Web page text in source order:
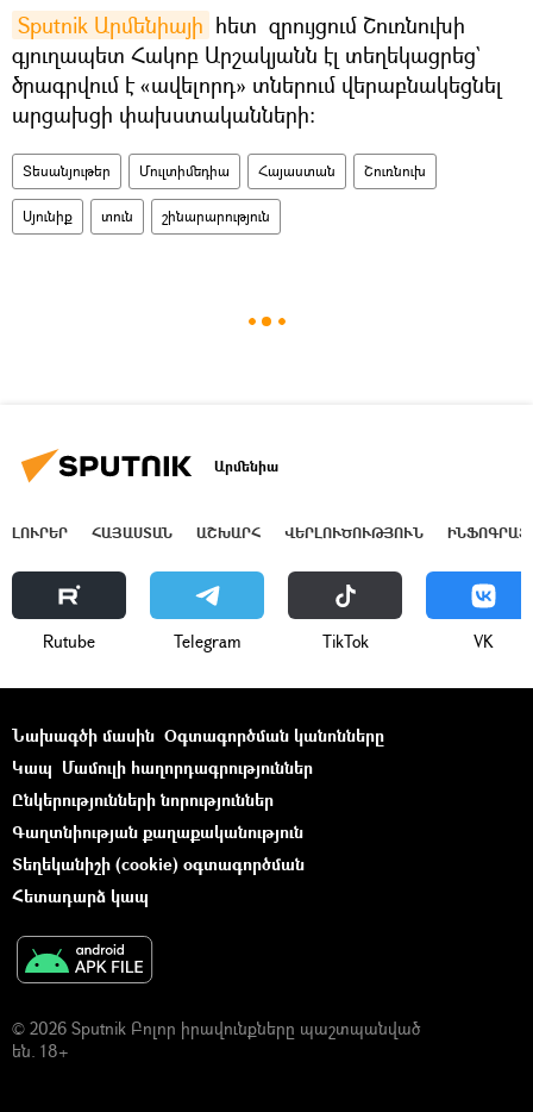
Sputnik Արմենիայի հետ զրույցում Շուռնուխի
գյուղապետ Հակոբ Արշակյանն էլ տեղեկացրեց`
ծրագրվում է «ավելորդ» տներում վերաբնակեցնել
արցախցի փախստականների։
Տեսանյութեր Մուլտիմեդիա Հայաստան Շուռնուխ
Սյունիք տուն շինարարություն
Արմենիա
ԼՈՒՐԵՐ ՀԱՅԱՍՏԱՆ ԱՇԽԱՐՀ ՎԵՐԼՈՒԾՈՒԹՅՈՒՆ
Rutube Telegram ТikТоk VK
Նախագծի մասին Օգտագործման կանոնները
Կապ Մամուլի հաղորդագրություններ
Ընկերությունների նորություններ
Գաղտնիության քաղաքականություն
Տեղեկանիշի (cookie) օգտագործման
Հետադարձ կապ
© 2026 Sputnik Բոլոր իրավունքները պաշտպանված
են. 18+